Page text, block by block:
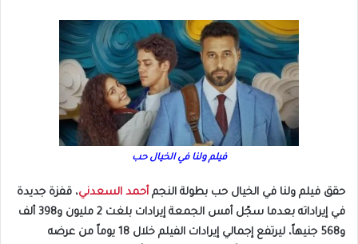
فيلم ولنا في الخيال حب
حقق فيلم ولنا في الخيال حب بطولة النجم أحمد السعدني، قفزة جديدة
في إيراداته بعدما سجّل أمس الجمعة إيرادات بلغت 2 مليون و398 ألف
و568 جنيهاً، ليرتفع إجمالي إيرادات الفيلم خلال 18 يوماً من عرضه